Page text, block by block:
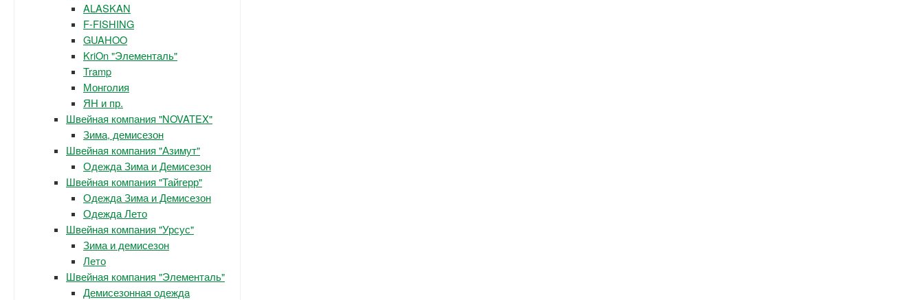
ALASKAN
F-FISHING
GUAHOO
KriOn "Элементаль"
Tramp
Монголия
ЯН и пр.
Швейная компания "NOVATEX"
Зима, демисезон
Швейная компания "Азимут"
Одежда Зима и Демисезон
Швейная компания "Тайгерр"
Одежда Зима и Демисезон
Одежда Лето
Швейная компания "Урсус"
Зима и демисезон
Лето
Швейная компания "Элементаль"
Демисезонная одежда